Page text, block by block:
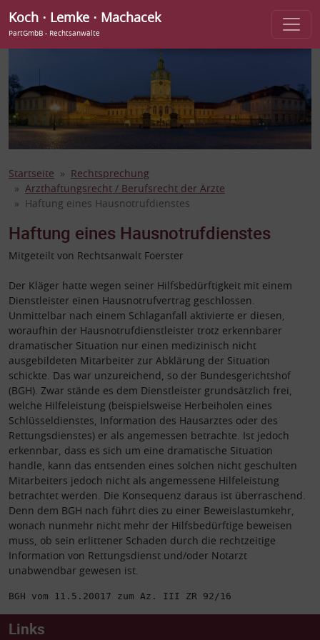
Koch ⋅ Lemke ⋅ Machacek
PartGmbB - Rechtsanwälte
Startseite
Rechtsprechung
Arzthaftungsrecht / Berufsrecht der Ärzte
Haftung eines Hausnotrufdienstes
Haftung eines Hausnotrufdienstes
Mitgeteilt von Rechtsanwalt Foerster
Der Kläger hatte wegen seiner Hilfsbedürftigkeit mit einem
Dienstleister einen Hausnotrufvertrag geschlossen.
Unmittelbar nach einem Schlaganfall aktivierte er diesen,
woraufhin der Hausnotrufdienstleister trotz erkennbarer
dramatischer Situation nur einen medizinisch nicht
ausgebildeten Mitarbeiter zur Abklärung der Situation
schickte. Das war unzureichend, so der Bundesgerichtshof
(BGH). Zwar stände es dem Dienstleister grundsätzlich frei,
welche Hilfeleistung (beispielsweise Herbeiholen eines
Schlüsseldienstes, Information des Hausarztes oder des
Rettungsdienstes) er als angemessen betrachte. Ist jedoch
erkennbar, dass es sich um eine dramatische Situation
handle, kann das entsenden eines solchen nicht geschulten
Mitarbeiters jedoch nicht als angemessene Hilfeleistung
betrachtet werden. Die Konsequenz daraus ist überraschend.
Denn dem BGH nach führt dies zu einer Beweislastumkehr,
wonach nunmehr nicht mehr der Hilfsbedürftige beweisen
muss, ob sein erlittener Schaden durch die rechtzeitige
Information von Rettungsdienst und/oder Notarzt
unabwendbar gewesen ist.
BGH vom 11.5.20017 zum Az. III ZR 92/16
Links